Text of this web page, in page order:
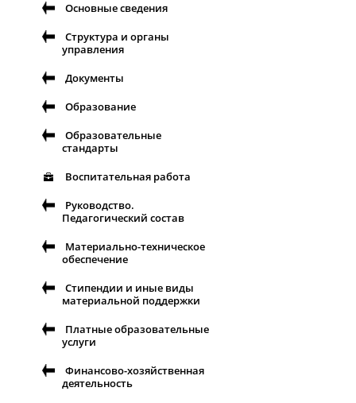
Основные сведения
Структура и органы
управления
Документы
Образование
Образовательные
стандарты
Воспитательная работа
Руководство.
Педагогический состав
Материально-техническое
обеспечение
Стипендии и иные виды
материальной поддержки
Платные образовательные
услуги
Финансово-хозяйственная
деятельность